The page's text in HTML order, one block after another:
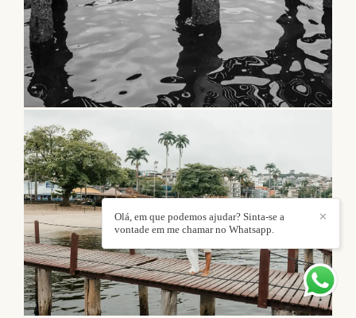
✕
Olá, em que podemos ajudar? Sinta-se a
vontade em me chamar no Whatsapp.